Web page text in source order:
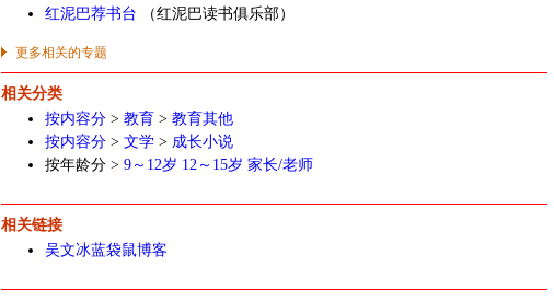
红泥巴荐书台 （红泥巴读书俱乐部）
更多相关的专题
相关分类
按内容分 > 教育 > 教育其他
按内容分 > 文学 > 成长小说
按年龄分 > 9～12岁 12～15岁 家长/老师
相关链接
吴文冰蓝袋鼠博客